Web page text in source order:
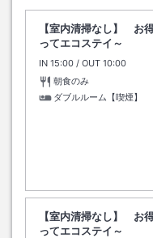
【室内清掃なし】 お
ってエコステイ～
IN チェックイン
15:00 / OUT チェックア
10:00
朝食のみ
ダブルルーム【喫煙】
【室内清掃なし】 お
ってエコステイ～